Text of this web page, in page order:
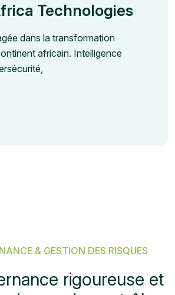
Technologies
dans la transformation
africain. Intelligence
& GESTION DES RISQUES
rigoureuse et